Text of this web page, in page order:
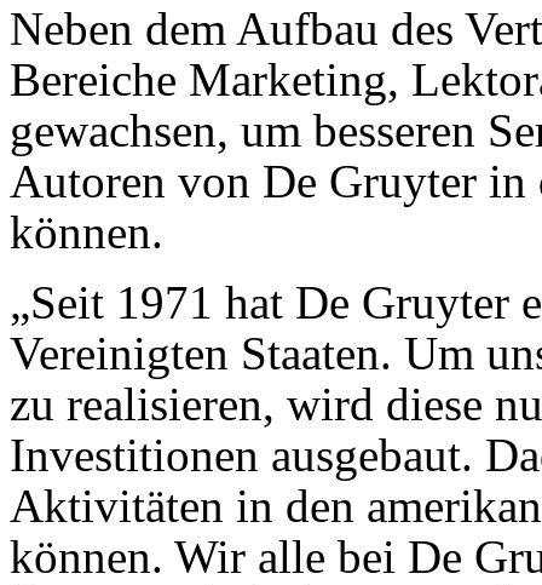
Neben dem Aufbau des
Bereiche Marketing,
gewachsen, um besseren
Autoren von De Gruyter in
können.
„Seit 1971 hat De Gruyter
Vereinigten Staaten. Um
zu realisieren, wird diese
Investitionen ausgebaut.
Aktivitäten in den
können. Wir alle bei De